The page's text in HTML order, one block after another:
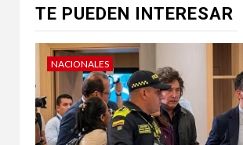
TE PUEDEN INTERESAR
NACIONALES